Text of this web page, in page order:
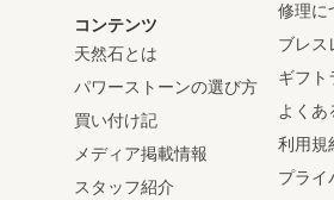
コンテンツ
天然石とは
パワーストーンの選び方
買い付け記
メディア掲載情報
スタッフ紹介
修理に
ブレス
ギフト
よくあ
利用規
プライ